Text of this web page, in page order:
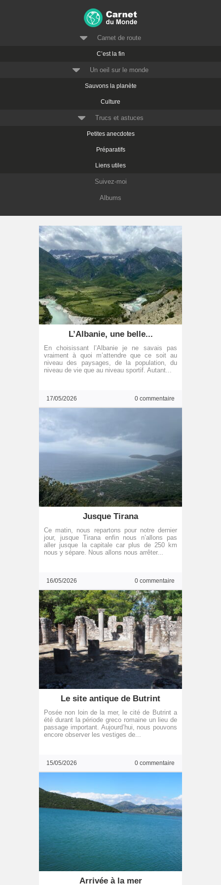
Carnet de route
C’est la fin
Un oeil sur le monde
Sauvons la planète
Culture
Trucs et astuces
Petites anecdotes
Préparatifs
Liens utiles
Suivez-moi
Albums
L’Albanie, une belle...
En choisissant l’Albanie je ne savais pas
vraiment à quoi m’attendre que ce soit au
niveau des paysages, de la population, du
niveau de vie que au niveau sportif. Autant...
17/05/2026 0 commentaire
Jusque Tirana
Ce matin, nous repartons pour notre dernier
jour, jusque Tirana enfin nous n’allons pas
aller jusque la capitale car plus de 250 km
nous y sépare. Nous allons nous arrêter...
16/05/2026 0 commentaire
Le site antique de Butrint
Posée non loin de la mer, le cité de Butrint a
été durant la période greco romaine un lieu de
passage important. Aujourd’hui, nous pouvons
encore observer les vestiges de...
15/05/2026 0 commentaire
Arrivée à la mer